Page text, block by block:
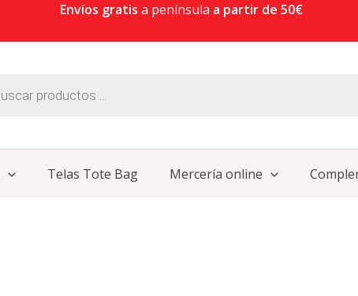
Envíos gratis a península a partir de 50€
Telas Tote Bag Mercería online